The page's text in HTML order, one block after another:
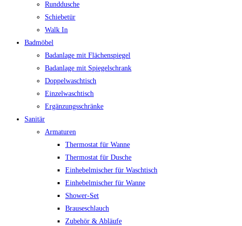
Runddusche
Schiebetür
Walk In
Badmöbel
Badanlage mit Flächenspiegel
Badanlage mit Spiegelschrank
Doppelwaschtisch
Einzelwaschtisch
Ergänzungsschränke
Sanitär
Armaturen
Thermostat für Wanne
Thermostat für Dusche
Einhebelmischer für Waschtisch
Einhebelmischer für Wanne
Shower-Set
Brauseschlauch
Zubehör & Abläufe